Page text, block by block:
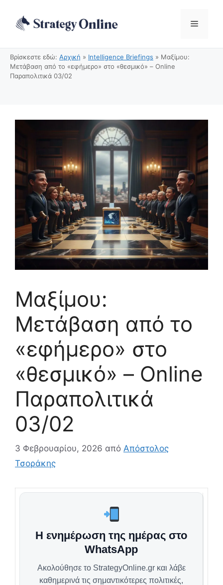
περιεχόμενο
Μενού
Βρίσκεστε εδώ: Αρχική » Intelligence Briefings » Μαξίμου:
Μετάβαση από το «εφήμερο» στο «θεσμικό» – Online
Παραπολιτικά 03/02
Μαξίμου:
Μετάβαση από το
«εφήμερο» στο
«θεσμικό» – Online
Παραπολιτικά
03/02
3 Φεβρουαρίου, 2026 από Απόστολος
Τσοράκης
Η ενημέρωση της ημέρας στο
WhatsApp
Ακολούθησε το StrategyOnline.gr και λάβε
καθημερινά τις σημαντικότερες πολιτικές,